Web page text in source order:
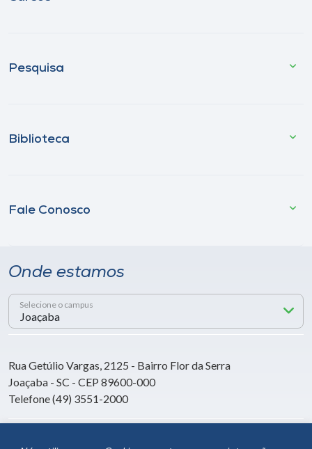
Pesquisa
Biblioteca
Fale Conosco
Onde estamos
Selecione o campus
Rua Getúlio Vargas, 2125 - Bairro Flor da Serra
Joaçaba - SC - CEP 89600-000
Telefone (49) 3551-2000
Siga a Unoesc